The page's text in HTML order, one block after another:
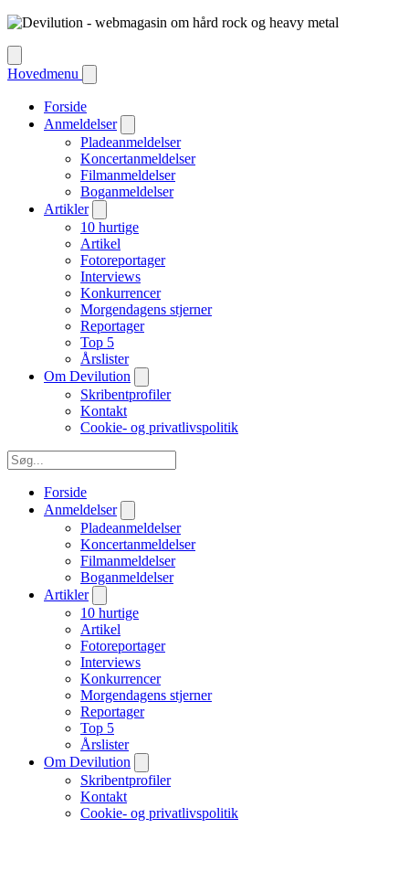
Hovedmenu
Forside
Anmeldelser
Pladeanmeldelser
Koncertanmeldelser
Filmanmeldelser
Boganmeldelser
Artikler
10 hurtige
Artikel
Fotoreportager
Interviews
Konkurrencer
Morgendagens stjerner
Reportager
Top 5
Årslister
Om Devilution
Skribentprofiler
Kontakt
Cookie- og privatlivspolitik
Forside
Anmeldelser
Pladeanmeldelser
Koncertanmeldelser
Filmanmeldelser
Boganmeldelser
Artikler
10 hurtige
Artikel
Fotoreportager
Interviews
Konkurrencer
Morgendagens stjerner
Reportager
Top 5
Årslister
Om Devilution
Skribentprofiler
Kontakt
Cookie- og privatlivspolitik